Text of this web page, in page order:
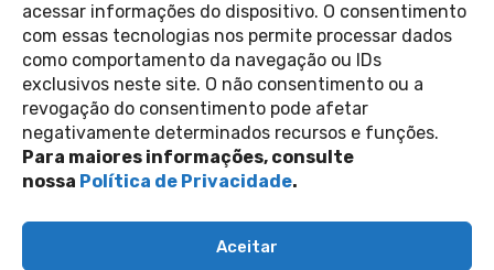
acessar informações do dispositivo. O consentimento
com essas tecnologias nos permite processar dados
como comportamento da navegação ou IDs
exclusivos neste site. O não consentimento ou a
revogação do consentimento pode afetar
negativamente determinados recursos e funções.
Para maiores informações, consulte
nossa Política de Privacidade.
Aceitar
ver todas as
notícias
Contato
Política de Privacidade
Perguntas Frequentes
copyright 2026
siga-nos nas redes sociais